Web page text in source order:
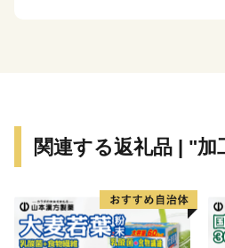
(お届け時期の決まっているも
尚、長期不在等により返礼品を
合、再発送はできません。 あ
関連する返礼品 | "加